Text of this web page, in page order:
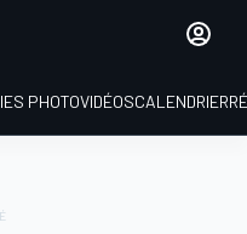
PHOTOVIDÉOSCALENDRIER